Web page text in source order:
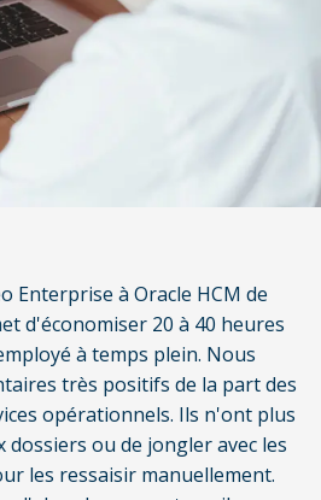
Enterprise à Oracle HCM de
d'économiser 20 à 40 heures
à temps plein. Nous
très positifs de la part des
opérationnels. Ils n'ont plus
dossiers ou de jongler avec les
les ressaisir manuellement.